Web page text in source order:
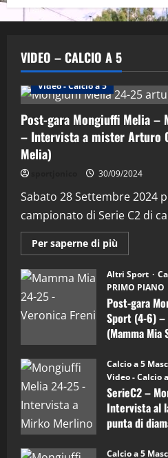
VIDEO – CALCIO A 5
Altri Sport Calcio a 5 Maschile
Video - Calcio a 5
Post-gara Mongiuffi Melia –
– Intervista a mister Arturo
Melia)
30/09/2024
Sabato 28 Settembre 2024
campionato di Serie C2 di
Per saperne di più
Post-
gara
Mongiuffi
Melia
–
Mamma
Mia
Sport
6)
–
Intervista
a
mister
Arturo
Carciotto
(Mongiuffi
Altri Sport
PRIMO PIANO
Post-gara
Sport (4-6) –
(Mamma Mia
Calcio a 5
Video - Calcio
SerieC2 –
Intervista al
punta di
Calcio a 5
2
(Martedi 28
28/04/2026
3
"SportEmpire"
(Martedi 21
21/04/2026
(Martedi 14
15/04/2026